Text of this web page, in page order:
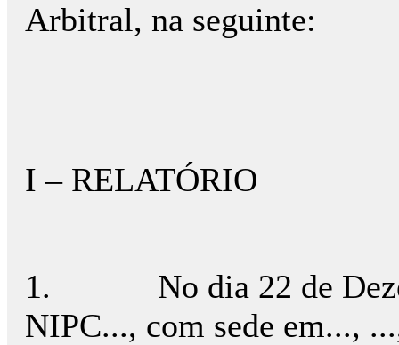
Arbitral, na seguinte:
I – RELATÓRIO
1.
No dia 22 de
NIPC..., com sede em...,